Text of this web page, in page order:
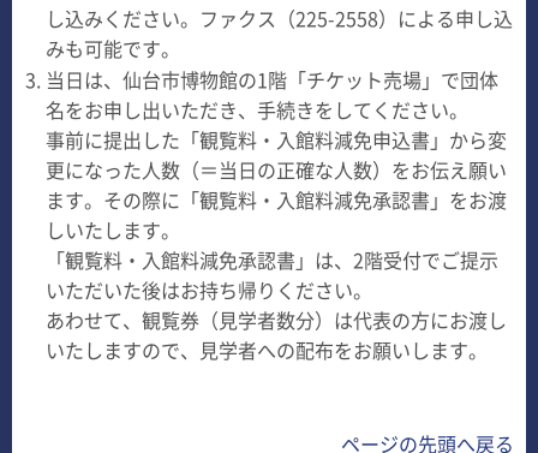
し込みください。ファクス（225-2558）による申し込
みも可能です。
当日は、仙台市博物館の1階「チケット売場」で団体
名をお申し出いただき、手続きをしてください。
事前に提出した「観覧料・入館料減免申込書」から変
更になった人数（＝当日の正確な人数）をお伝え願い
ます。その際に「観覧料・入館料減免承認書」をお渡
しいたします。
「観覧料・入館料減免承認書」は、2階受付でご提示
いただいた後はお持ち帰りください。
あわせて、観覧券（見学者数分）は代表の方にお渡し
いたしますので、見学者への配布をお願いします。
ページの先頭へ戻る